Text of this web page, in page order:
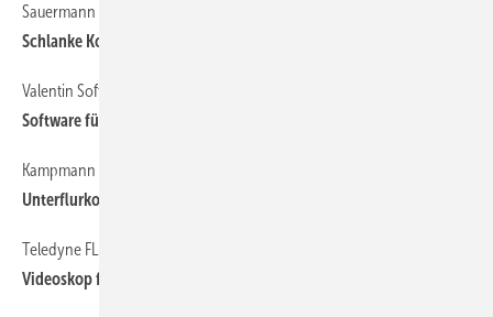
Sauermann
Schlanke Kondensatpumpe
Valentin Software
Software für Wärmepumpen
Kampmann
Unterflurkonvektoren mit verifizierten Ökobilanzen
Teledyne FLIR
Videoskop für Kanalinspektion